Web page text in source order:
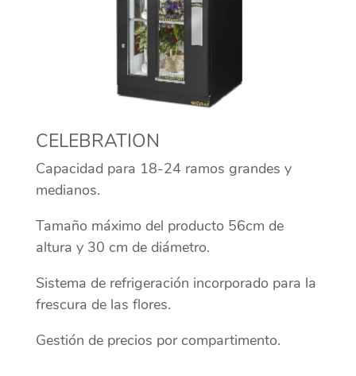
CELEBRATION
Capacidad para 18-24 ramos grandes y
medianos.
Tamaño máximo del producto 56cm de
altura y 30 cm de diámetro.
Sistema de refrigeración incorporado para la
frescura de las flores.
Gestión de precios por compartimento.